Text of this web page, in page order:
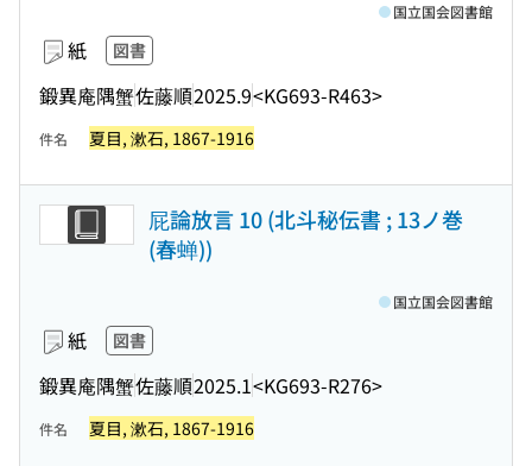
紙 図書
鍛異庵隅蟹佐藤順2025.9<KG693-R463>
国立国会図書館
件名 夏目, 漱石, 1867-1916
屁論放言 10 (北斗秘伝書 ; 13ノ巻
(春蝉))
紙 図書
鍛異庵隅蟹佐藤順2025.1<KG693-R276>
国立国会図書館
件名 夏目, 漱石, 1867-1916